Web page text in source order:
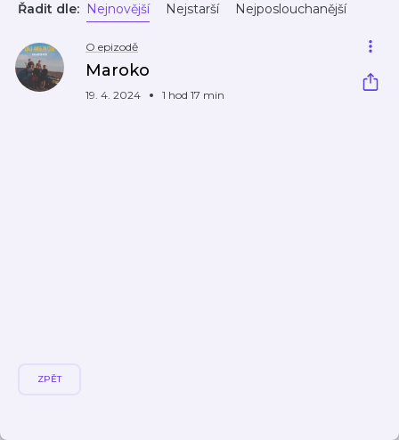
Řadit dle: Nejnovější Nejstarší Nejposlouchanější
O epizodě
Maroko
19. 4. 2024 1 hod 17 min
ZPĚT